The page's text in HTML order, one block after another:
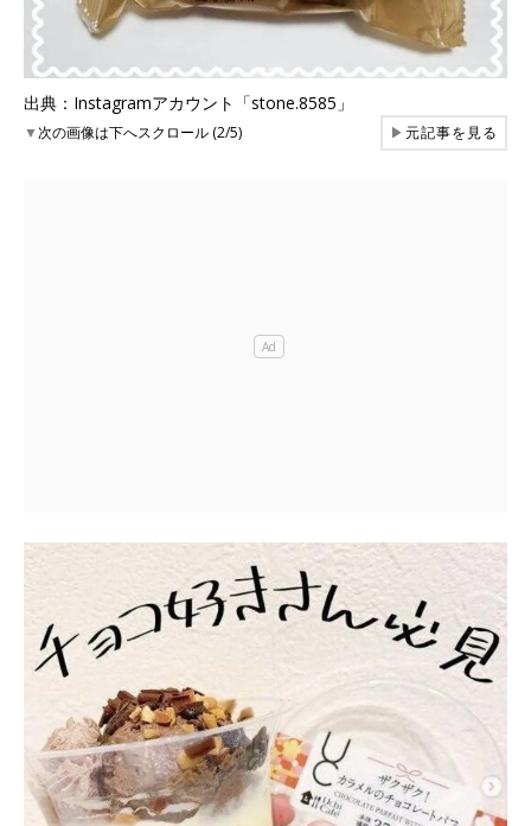
出典：Instagramアカウント「stone.8585」
▼次の画像は下へスクロール (2/5) ▶元記事を見る